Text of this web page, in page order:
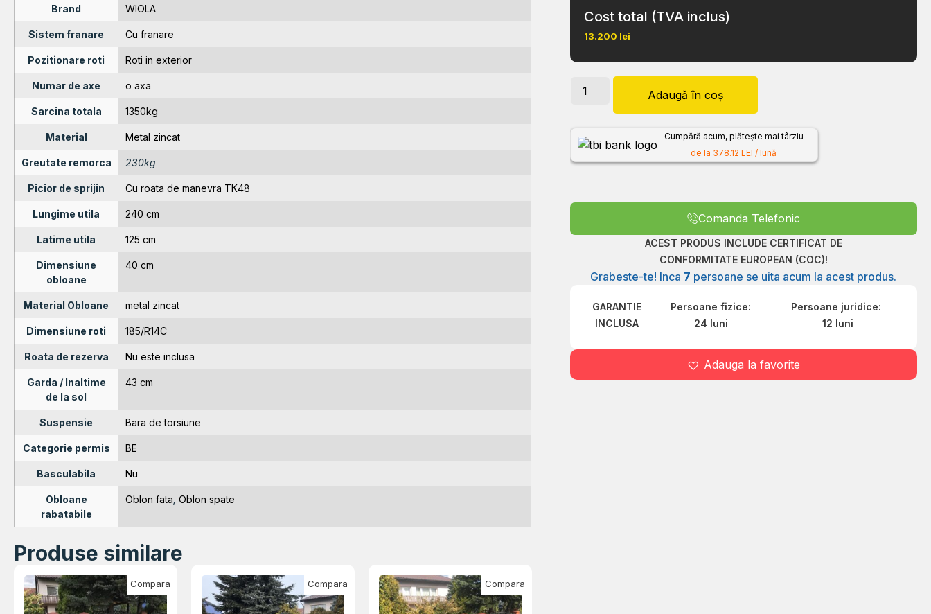
Brand WIOLA
Sistem franare Cu franare
Pozitionare roti Roti in exterior
Numar de axe o axa
Sarcina totala 1350kg
Material Metal zincat
Greutate remorca 230kg
Picior de sprijin Cu roata de manevra TK48
Lungime utila 240 cm
Latime utila 125 cm
Dimensiune
obloane
40 cm
Material Obloane metal zincat
Dimensiune roti 185/R14C
Roata de rezerva Nu este inclusa
Garda / Inaltime
de la sol
43 cm
Suspensie Bara de torsiune
Categorie permis BE
Basculabila Nu
Obloane
rabatabile
Oblon fata Oblon spate
Produse similare
Compara Compara Compara
Cost total (TVA inclus)
13.200 lei
Adaugă în coș
Cumpără acum, plătește mai târziu
de la 378.12 LEI / lună
Comanda Telefonic
ACEST PRODUS INCLUDE CERTIFICAT DE
CONFORMITATE EUROPEAN (COC)!
Grabeste-te! Inca 7 persoane se uita acum la acest produs.
GARANTIE
INCLUSA
Persoane fizice:
24 luni
Persoane juridice:
12 luni
Adauga la favorite